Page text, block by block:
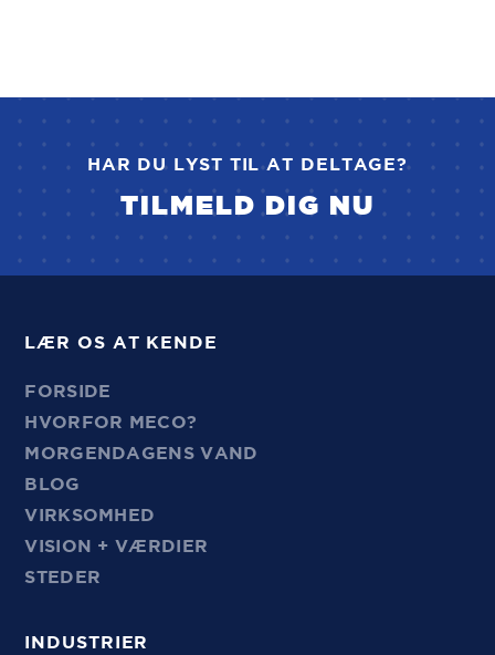
HAR DU LYST TIL AT DELTAGE?
TILMELD DIG NU
LÆR OS AT KENDE
FORSIDE
HVORFOR MECO?
MORGENDAGENS VAND
BLOG
VIRKSOMHED
VISION + VÆRDIER
STEDER
INDUSTRIER